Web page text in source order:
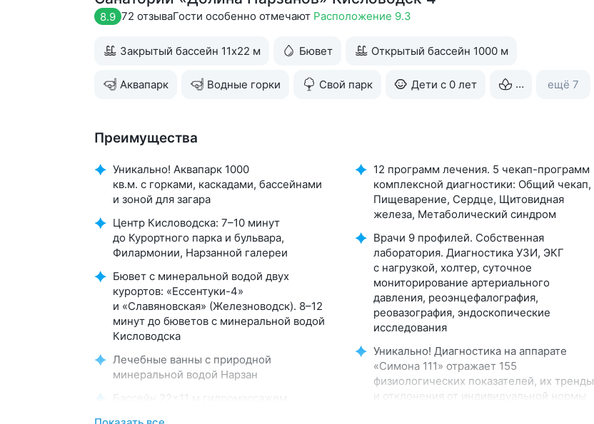
8.9 72 отзываГости особенно отмечают Расположение 9.3
Закрытый бассейн 11х22 м Бювет Открытый бассейн 1000 м
Аквапарк Водные горки Свой парк Дети с 0 лет Спа ещё 7
Преимущества
Уникально! Аквапарк 1000
кв.м. с горками, каскадами, бассейнами
и зоной для загара
Центр Кисловодска: 7–10 минут
до Курортного парка и бульвара,
Филармонии, Нарзанной галереи
Бювет с минеральной водой двух
курортов: «Ессентуки-4»
и «Славяновская» (Железноводск). 8–12
минут до бюветов с минеральной водой
Кисловодска
Лечебные ванны с природной
минеральной водой Нарзан
Бассейн 22×11 м гидромассажем,
12 программ лечения. 5 чекап-программ
комплексной диагностики: Общий чекап,
Пищеварение, Сердце, Щитовидная
железа, Метаболический синдром
Врачи 9 профилей. Собственная
лаборатория. Диагностика УЗИ, ЭКГ
с нагрузкой, холтер, суточное
мониторирование артериального
давления, реоэнцефалография,
реовазография, эндоскопические
исследования
Уникально! Диагностика на аппарате
«Симона 111» отражает 155
физиологических показателей, их тренды
и отклонения от индивидуальной нормы